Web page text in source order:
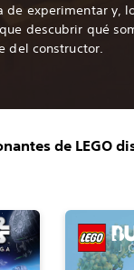
de experimentar y,
descubrir qué
del constructor.
de LEGO